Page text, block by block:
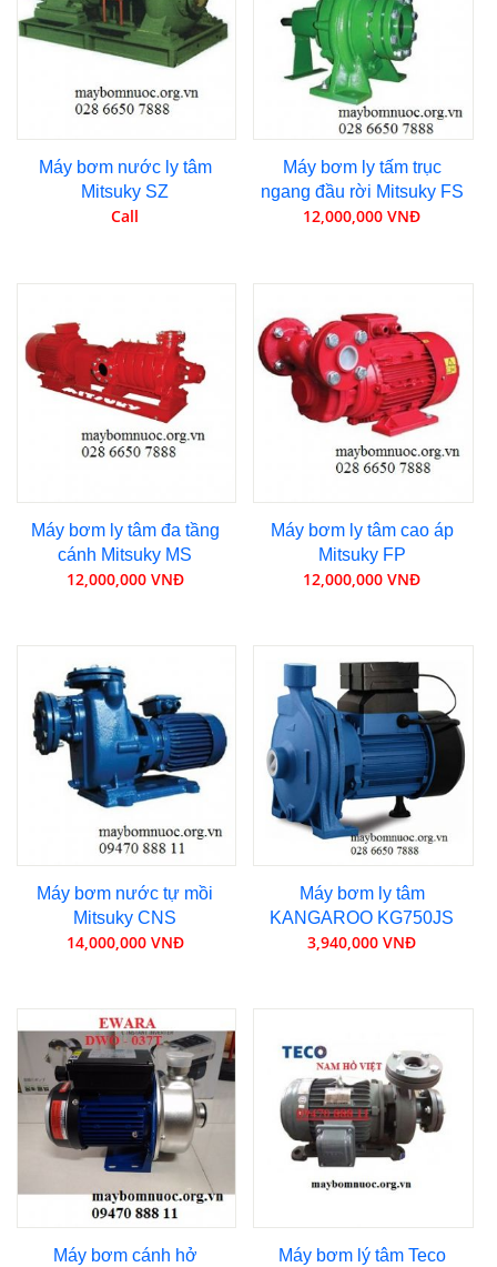
Máy bơm nước ly tâm
Mitsuky SZ
Call
Máy bơm ly tấm trục
ngang đầu rời Mitsuky FS
12,000,000 VNĐ
Máy bơm ly tâm đa tầng
cánh Mitsuky MS
12,000,000 VNĐ
Máy bơm ly tâm cao áp
Mitsuky FP
12,000,000 VNĐ
Máy bơm nước tự mồi
Mitsuky CNS
14,000,000 VNĐ
Máy bơm ly tâm
KANGAROO KG750JS
3,940,000 VNĐ
Máy bơm cánh hở
Máy bơm lý tâm Teco